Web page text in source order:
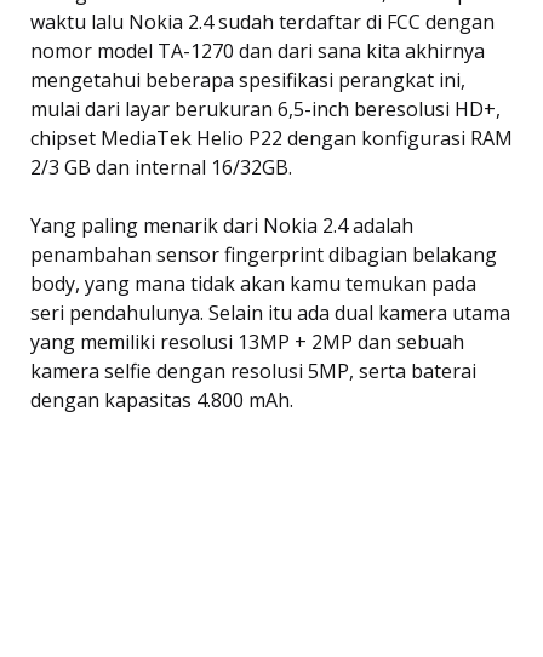
waktu lalu Nokia 2.4 sudah terdaftar di FCC dengan
nomor model TA-1270 dan dari sana kita akhirnya
mengetahui beberapa spesifikasi perangkat ini,
mulai dari layar berukuran 6,5-inch beresolusi HD+,
chipset MediaTek Helio P22 dengan konfigurasi RAM
2/3 GB dan internal 16/32GB.
Yang paling menarik dari Nokia 2.4 adalah
penambahan sensor fingerprint dibagian belakang
body, yang mana tidak akan kamu temukan pada
seri pendahulunya. Selain itu ada dual kamera utama
yang memiliki resolusi 13MP + 2MP dan sebuah
kamera selfie dengan resolusi 5MP, serta baterai
dengan kapasitas 4.800 mAh.